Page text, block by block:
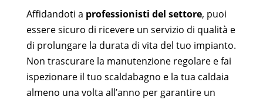
Affidandoti a professionisti del settore, puoi
essere sicuro di ricevere un servizio di qualità e
di prolungare la durata di vita del tuo impianto.
Non trascurare la manutenzione regolare e fai
ispezionare il tuo scaldabagno e la tua caldaia
almeno una volta all’anno per garantire un